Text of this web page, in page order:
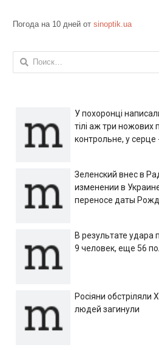
Погода на 10 дней от sinoptik.ua
Найти:
У похоронці
тілі аж три ножових
контрольне, у серце
Зеленский внес в
изменении в
переносе даты
В результате удара
9 человек, еще 56
Росіяни обстріляли
людей загинули